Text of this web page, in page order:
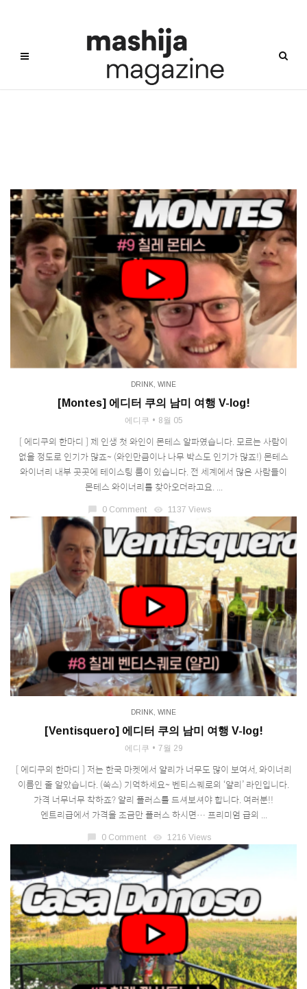
DRINK, WINE
[Montes] 에디터 쿠의 남미 여행 V-log!
에디쿠 8월 05
[ 에디쿠의 한마디 ] 제 인생 첫 와인이 몬테스 알파였습니다. 모르는 사람이
없을 정도로 인기가 많죠~ (와인만큼이나 나무 박스도 인기가 많죠!) 몬테스
와이너리 내부 곳곳에 테이스팅 룸이 있습니다. 전 세계에서 많은 사람들이
몬테스 와이너리를 찾아오더라고요. ...
chat_bubble 0 Comment visibility 1137 Views
DRINK WINE
[Ventisquero] 에디터 쿠의 남미 여행 V-log!
에디쿠 7월 29
[ 에디쿠의 한마디 ] 저는 한국 마켓에서 얄리가 너무도 많이 보여서, 와이너리
이름인 줄 알았습니다. (쑥스) 기억하세요~ 벤티스퀘로의 ‘얄리’ 라인입니다.
가격 너무너무 착하죠? 얄리 플러스를 드셔보셔야 합니다. 여러분!!
엔트리급에서 가격을 조금만 플러스 하시면… 프리미엄 급의 ...
0 Comment visibility 1216 Views